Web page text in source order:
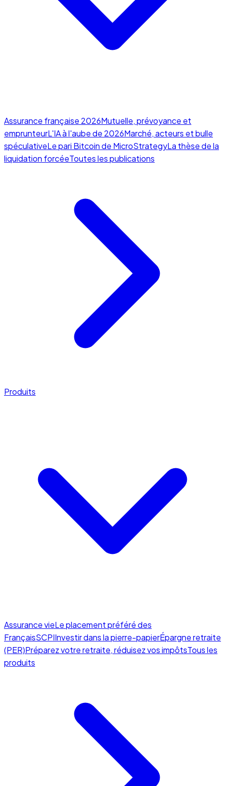
Assurance française 2026Mutuelle, prévoyance et
emprunteurL'IA à l'aube de 2026Marché, acteurs et bulle
spéculativeLe pari Bitcoin de MicroStrategyLa thèse de la
liquidation forcéeToutes les publications
Produits
Assurance vieLe placement préféré des
FrançaisSCPIInvestir dans la pierre-papierÉpargne retraite
(PER)Préparez votre retraite, réduisez vos impôtsTous les
produits